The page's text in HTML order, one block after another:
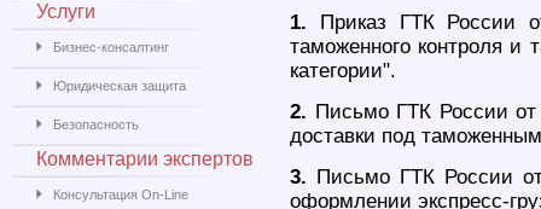
1. Приказ ГТК России
таможенного контроля и
категории".
2. Письмо ГТК России
доставки под
3. Письмо ГТК России
оформлении экспресс-
Услуги
Бизнес-консалтинг
Юридическая защита
Безопасность
Комментарии экспертов
Консультация On-Line